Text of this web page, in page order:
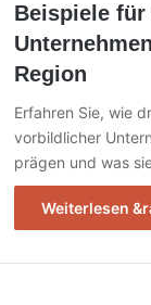
Beispiele
Region
Erfahren Sie, wie
vorbildlicher
prägen und was
Weiterlesen